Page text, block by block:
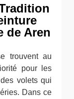
de Aren
trouvent au
pour les
volets qui
Dans ce